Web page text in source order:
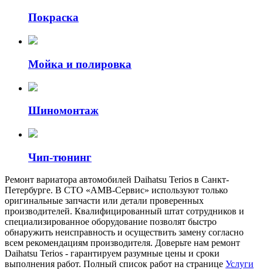
Покраска
Мойка и полировка
Шиномонтаж
Чип-тюнинг
Ремонт вариатора автомобилей Daihatsu Terios в Санкт-
Петербурге. В СТО «АМВ-Сервис» используют только
оригинальные запчасти или детали проверенных
производителей. Квалифицированный штат сотрудников и
специализированное оборудование позволят быстро
обнаружить неисправность и осуществить замену согласно
всем рекомендациям производителя. Доверьте нам ремонт
Daihatsu Terios - гарантируем разумные цены и сроки
выполнения работ. Полный список работ на странице Услуги